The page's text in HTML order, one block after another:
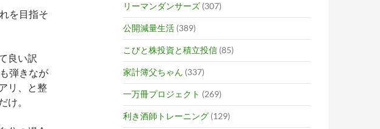
を目指そ
良い訳
弾きなが
リ、と整
け。
リーマンダンサーズ (307)
公開減量生活 (389)
こびと株投資と積立投信 (85)
家計簿父ちゃん (337)
一万冊プロジェクト (269)
利き酒師トレーニング (129)